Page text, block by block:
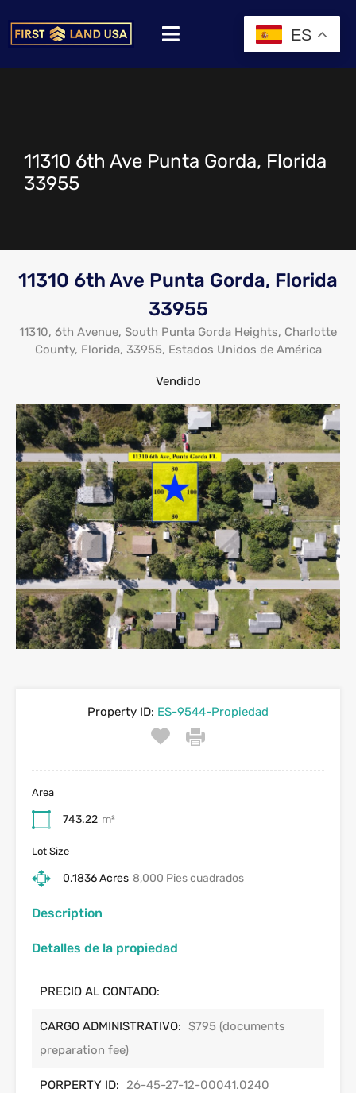
11310 6th Ave Punta Gorda, Florida
33955
11310 6th Ave Punta Gorda, Florida
33955
11310, 6th Avenue, South Punta Gorda Heights, Charlotte
County, Florida, 33955, Estados Unidos de América
Vendido
Property ID: ES-9544-Propiedad
Area
743.22 m²
Lot Size
0.1836 Acres 8,000 Pies cuadrados
Description
Detalles de la propiedad
PRECIO AL CONTADO:
CARGO ADMINISTRATIVO: $795 (documents
preparation fee)
PORPERTY ID: 26-45-27-12-00041.0240
ES